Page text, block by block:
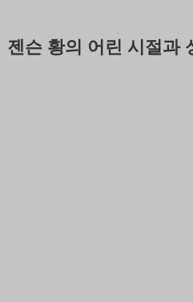
젠슨 황의 어린 시절과